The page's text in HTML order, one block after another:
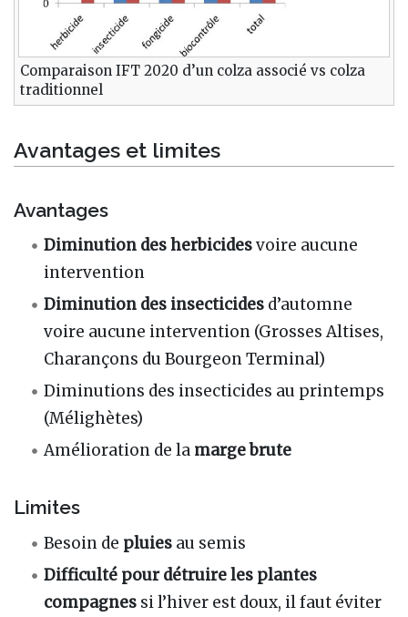
Comparaison IFT 2020 d’un colza associé vs colza
traditionnel
Avantages et limites
Avantages
Diminution des herbicidesvoire aucune
intervention
Diminution des insecticides d’automne
voire aucune intervention (Grosses Altises,
Charançons du Bourgeon Terminal)
Diminutions des insecticides au printemps
(Mélighètes)
Amélioration de la marge brute
Limites
Besoin de pluies au semis
Difficulté pour détruire les plantes
compagnes si l’hiver est doux, il faut éviter